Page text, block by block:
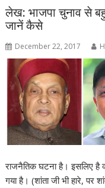
लेख: भाजपा चुनाव से
जानें कैसे
December 22, 2017
राजनैतिक घटना है। इसलिए है
गया है। (शांता जी भी हारे, पर